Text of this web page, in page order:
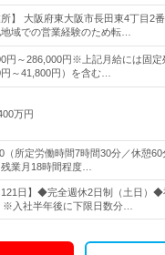
所】 大阪府東大阪市長田東4丁目2
域での営業経験のため転…
円～286,000円※上記月給には固定
～41,800円）を含む…
万円
（所定労働時間7時間30分／休憩
業月18時間程度…
121日】◆完全週休2日制（土日）
入社半年後に下限日数分…